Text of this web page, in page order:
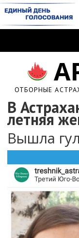
ОТБОРНЫЕ
В
летняя
Вышла